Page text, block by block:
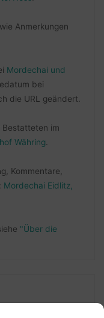
Anmerkungen
Mordechai und
bei
die URL geändert.
Bestatteten im
Währing
Kommentare,
Mordechai Eidlitz,
"Über die